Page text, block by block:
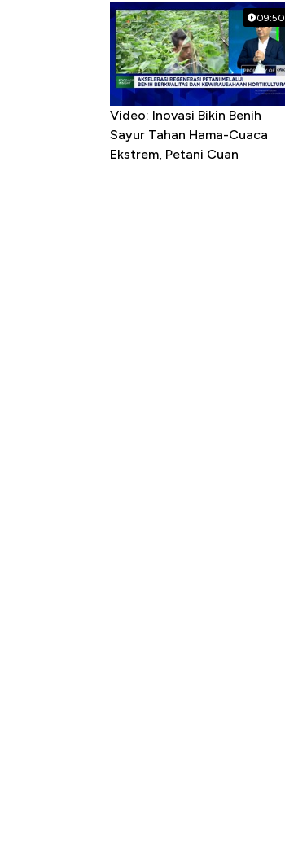
09:50
Video: Inovasi Bikin Benih
Sayur Tahan Hama-Cuaca
Ekstrem, Petani Cuan